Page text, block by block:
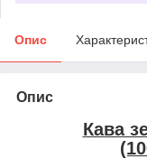
Опис
Опис
Кава